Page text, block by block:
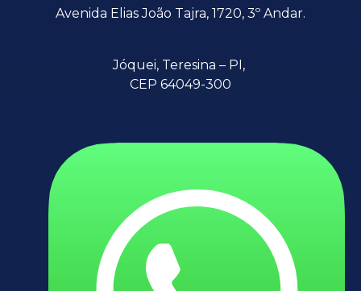
Avenida Elias João Tajra, 1720, 3º Andar.
Jóquei, Teresina – PI,
CEP 64049-300